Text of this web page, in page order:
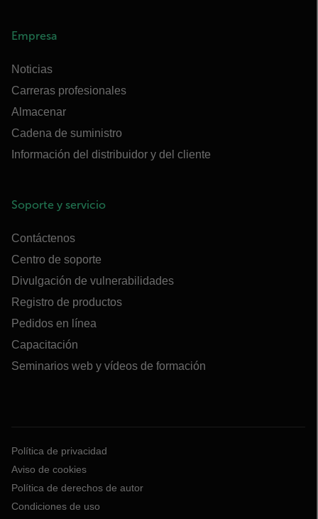
Empresa
Noticias
Carreras profesionales
Almacenar
Cadena de suministro
Información del distribuidor y del cliente
Soporte y servicio
Contáctenos
Centro de soporte
Divulgación de vulnerabilidades
Registro de productos
Pedidos en línea
Capacitación
Seminarios web y vídeos de formación
Política de privacidad
Aviso de cookies
Política de derechos de autor
Condiciones de uso